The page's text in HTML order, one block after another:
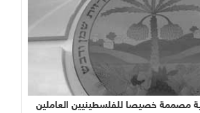
مصممة خصيصا للفلسطينيين العاملين